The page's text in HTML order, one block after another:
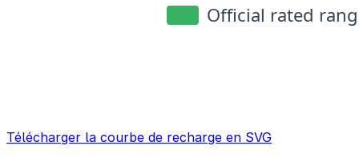
Télécharger la courbe de recharge en SVG